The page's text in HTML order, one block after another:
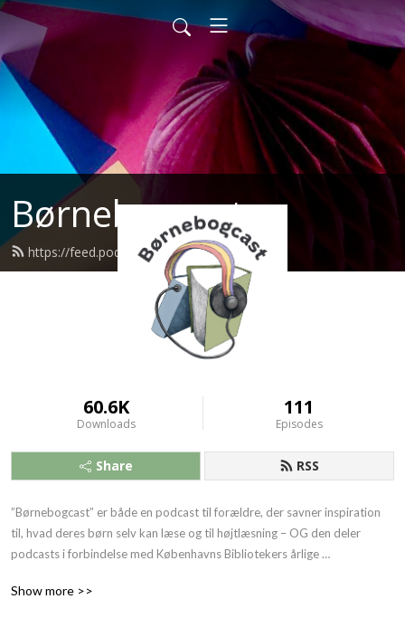
Børnebogcast
https://feed.podbean.com/bbcast/feed.xml
60.6K
Downloads
111
Episodes
Share RSS
”Børnebogcast” er både en podcast til forældre, der savner inspiration
til, hvad deres børn selv kan læse og til højtlæsning – OG den deler
podcasts i forbindelse med Københavns Bibliotekers årlige
Show more >>